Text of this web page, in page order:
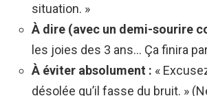
situation. »
À dire (avec un demi-sourire
les joies des 3 ans… Ça finira
À éviter absolument : «
désolée qu’il fasse du bruit. »